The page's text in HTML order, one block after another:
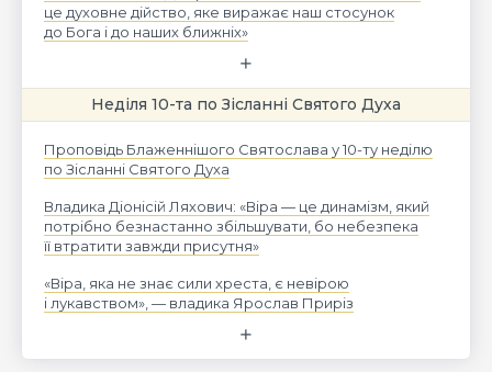
це духовне дійство, яке виражає наш стосунок
до Бога і до наших ближніх»
Неділя 10-та по Зісланні Святого Духа
Проповідь Блаженнішого Святослава у 10-ту неділю
по Зісланні Святого Духа
Владика Діонісій Ляхович: «Віра — це динамізм, який
потрібно безнастанно збільшувати, бо небезпека
її втратити завжди присутня»
«Віра, яка не знає сили хреста, є невірою
і лукавством», — владика Ярослав Приріз